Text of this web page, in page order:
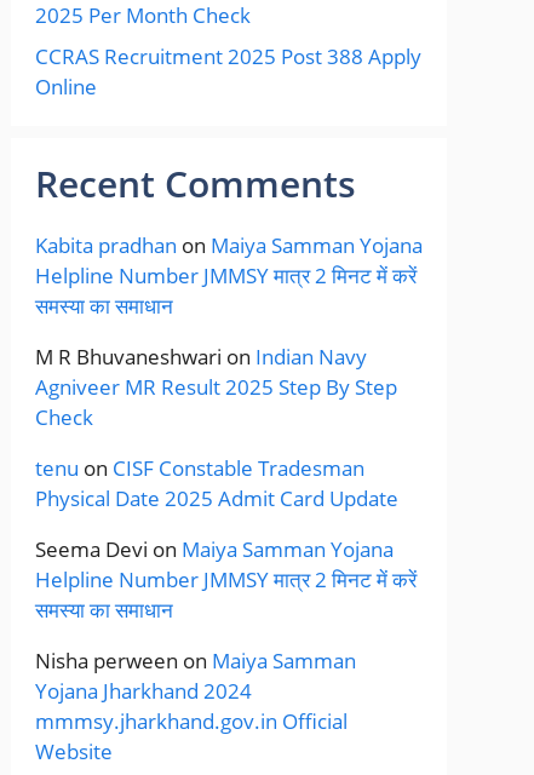
2025 Per Month Check
CCRAS Recruitment 2025 Post 388 Apply
Online
Recent Comments
Kabita pradhan on Maiya Samman Yojana
Helpline Number JMMSY मात्र 2 मिनट में करें
समस्या का समाधान
M R Bhuvaneshwari on Indian Navy
Agniveer MR Result 2025 Step By Step
Check
tenu on CISF Constable Tradesman
Physical Date 2025 Admit Card Update
Seema Devi on Maiya Samman Yojana
Helpline Number JMMSY मात्र 2 मिनट में करें
समस्या का समाधान
Nisha perween on Maiya Samman
Yojana Jharkhand 2024
mmmsy.jharkhand.gov.in Official
Website